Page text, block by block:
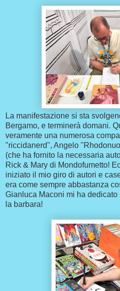
La manifestazione si sta
Bergamo, e terminerà domani.
veramente una numerosa
"riccidanerd", Angelo
(che ha fornito la necessaria
Rick & Mary di Mondofumetto!
iniziato il mio giro di autori e
era come sempre abbastanza
Gianluca Maconi mi ha
la barbara!